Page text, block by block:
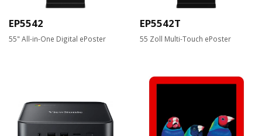
EP5542
55" All-in-One Digital ePoster
EP5542T
55 Zoll Multi-Touch ePoster